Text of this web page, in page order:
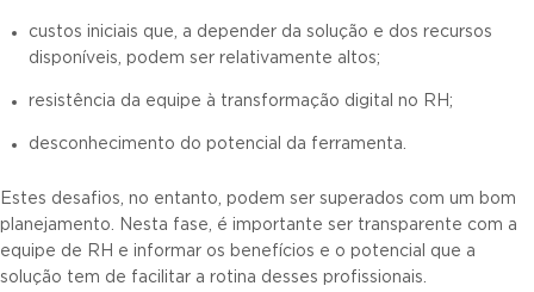
custos iniciais que, a depender da solução e dos recursos
disponíveis, podem ser relativamente altos;
resistência da equipe à transformação digital no RH;
desconhecimento do potencial da ferramenta.
Estes desafios, no entanto, podem ser superados com um bom
planejamento. Nesta fase, é importante ser transparente com a
equipe de RH e informar os benefícios e o potencial que a
solução tem de facilitar a rotina desses profissionais.